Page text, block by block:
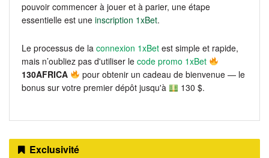
pouvoir commencer à jouer et à parier, une étape
essentielle est une inscription 1xBet.
Le processus de la connexion 1xBet est simple et rapide,
mais n’oubliez pas d'utiliser le code promo 1xBet
130AFRICA
pour obtenir un cadeau de bienvenue — le
bonus sur votre premier dépôt jusqu'à
130 $.
Exclusivité